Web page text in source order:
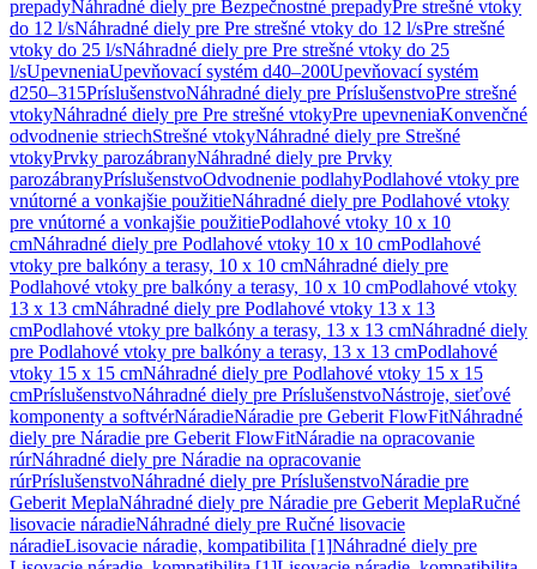
prepadyNáhradné diely pre Bezpečnostné prepadyPre strešné vtoky
do 12 l/sNáhradné diely pre Pre strešné vtoky do 12 l/sPre strešné
vtoky do 25 l/sNáhradné diely pre Pre strešné vtoky do 25
l/sUpevneniaUpevňovací systém d40–200Upevňovací systém
d250–315PríslušenstvoNáhradné diely pre PríslušenstvoPre strešné
vtokyNáhradné diely pre Pre strešné vtokyPre upevneniaKonvenčné
odvodnenie striechStrešné vtokyNáhradné diely pre Strešné
vtokyPrvky parozábranyNáhradné diely pre Prvky
parozábranyPríslušenstvoOdvodnenie podlahyPodlahové vtoky pre
vnútorné a vonkajšie použitieNáhradné diely pre Podlahové vtoky
pre vnútorné a vonkajšie použitiePodlahové vtoky 10 x 10
cmNáhradné diely pre Podlahové vtoky 10 x 10 cmPodlahové
vtoky pre balkóny a terasy, 10 x 10 cmNáhradné diely pre
Podlahové vtoky pre balkóny a terasy, 10 x 10 cmPodlahové vtoky
13 x 13 cmNáhradné diely pre Podlahové vtoky 13 x 13
cmPodlahové vtoky pre balkóny a terasy, 13 x 13 cmNáhradné diely
pre Podlahové vtoky pre balkóny a terasy, 13 x 13 cmPodlahové
vtoky 15 x 15 cmNáhradné diely pre Podlahové vtoky 15 x 15
cmPríslušenstvoNáhradné diely pre PríslušenstvoNástroje, sieťové
komponenty a softvérNáradieNáradie pre Geberit FlowFitNáhradné
diely pre Náradie pre Geberit FlowFitNáradie na opracovanie
rúrNáhradné diely pre Náradie na opracovanie
rúrPríslušenstvoNáhradné diely pre PríslušenstvoNáradie pre
Geberit MeplaNáhradné diely pre Náradie pre Geberit MeplaRučné
lisovacie náradieNáhradné diely pre Ručné lisovacie
náradieLisovacie náradie, kompatibilita [1]Náhradné diely pre